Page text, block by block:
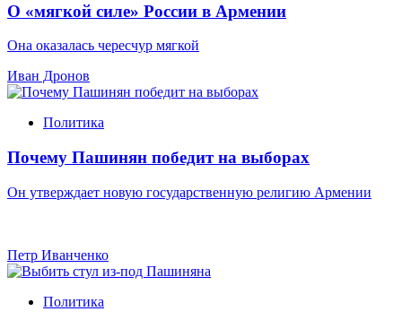
О «мягкой силе» России в Армении
Она оказалась чересчур мягкой
Иван Дронов
Политика
Почему Пашинян победит на выборах
Он утверждает новую государственную религию Армении
Петр Иванченко
Политика